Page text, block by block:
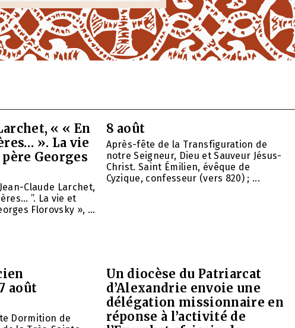
« « En
». La vie
Georges
Claude Larchet,
”. La vie et
Florovsky », ...
8 août
Après-fête de la Transfiguration de
notre Seigneur, Dieu et Sauveur Jésus-
Christ. Saint Émilien, évêque de
Cyzique, confesseur (vers 820) ; ...
août
Dormition de
Un diocèse du Patriarcat
d’Alexandrie envoie une
délégation missionnaire en
réponse à l’activité de